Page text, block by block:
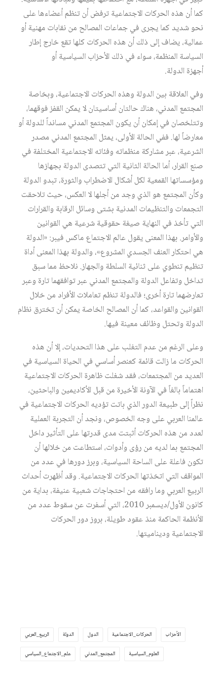
كما أن هذه الحركات الاجتماعية ترفض أن تنظم أعضاءها على
نحو شديد كما يجرى في جماعات المصالح من نقابات مهنية أو
عمالية، يضاف إلى ذلك أن هذه الحركات كلها تقع خارج إطار
السياسة المنظمة، سواء في ذلك الأحزاب السياسية أو
أجهزة الدولة.
وفي العلاقة بين الدولة وهذه الحركات الاجتماعية، وبخاصة
المجتمع المدني، هناك حالتان أساسيتان لا يمكن القفز فوقهما،
وتتلخصان في إمكان أن يكون المجتمع المدني مسانداً للدولة أو
معارضاً لها. ففي الحالة الأولى، يمثل المجتمع المدني مصدر
الشرعية، عبر مشاركة منظماته وفئاته الاجتماعية المختلفة في
صنع القرار، أما الحالة الثانية التي تتصدى الدولة بجهازها
ومؤسساتها القمعية لكل أشكال الاضطراب والثورة، تبدو الدولة
وكأن المجتمع هو الذي وجد من أجلها لا العكس، حيث تلاحقت
التجمعات والتنظيمات المدنية بشتى وسائل الرقابة والقرارات
التي تأخذ في النهاية صيغة حقوقية شرعية هي القوانين
والأوامر. بهذا المعنى يقول عالم الاجتماع ماكس فيبر: «الدولة
هي احتكار العنف الجسدي المشروع»، والدولة بهذا المعنى أداة
تنظيم تنطوي على ثنائية السلطة والجهاز. نلاحظ مما سبق
تداخل وتفاعل الدولة والمجتمع المدني عبر توافقهما تارة وعبر
تعارضهما تارة أخرى؛ فالدولة تنظم تعاملات الأفراد من خلال
القوانين والقواعد، كما أن المصالح الخاصة يمكن أن تخترق نظام
الدولة وتحتل وظائف معينة فيها.
وعلى الرغم من عدم التغلب على هذا التحديات، إلا أن هذه
الحركات ما زالت قائمة كعنصر أساسي في الحياة السياسية في
العديد من المجتمعات، فقد شغلت ظاهرة الحركات الاجتماعية
اهتماماً بالغاً في الآونة الأخيرة من قبل الأكاديمين والباحثين،
نظراً إلى طبيعة الدور الذي باتت تؤديه الحركات الاجتماعية في
عالمنا العربي على وجه الخصوص، ونجد أن التجربة العملية
لعدد من هذه الحركات أثبتت مدى قدرتها على التأثير داخل
المجتمع بما لديه من رؤى وأدوات، استطاعت من خلالها أن
تكون فاعلة على الساحة السياسية، وبرز دورها في عدد من
المواقف التي اتخذتها الحركات الاجتماعية. وقد أظهرت أحداث
الربيع العربي وما رافقه من احتجاجات شعبية عنيفة، بداية من
كانون الأول/ديسمبر 2010، التي أسفرت عن سقوط عدد من
الأنظمة الحاكمة منذ عقود طويلة، بروز دور الحركات
الاجتماعية وديناميتها.
الأحزاب الحركات_الاجتماعية الدول الدولة الربيع_العربي
العلوم_السياسية المجتمع_المدني علم_الاجتماع_السياسي